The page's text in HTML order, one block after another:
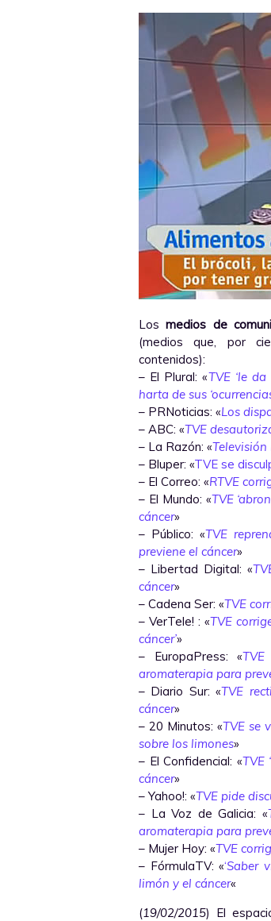
Losmedios de
(medios que, por
contenidos):
– El Plural: «TVE ‘le
harta de sus
– PRNoticias: «Los
– ABC: «TVE
– La Razón: «
– Bluper: «TVE se
– El Correo: «RTVE
– El Mundo: «TVE
cáncer»
– Público: «TVE
previene el cáncer»
– Libertad Digital: «
cáncer»
– Cadena Ser: «TVE
– VerTele! : «TVE
cáncer’»
– EuropaPress: «
aromaterapia para
– Diario Sur: «TVE
cáncer»
– 20 Minutos: «TVE se
sobre los limones»
– El Confidencial: «TVE
cáncer»
– Yahoo!: «TVE pide
– La Voz de Galicia: «
aromaterapia para
– Mujer Hoy: «TVE
– FórmulaTV: «‘Saber
limón y el cáncer«
(19/02/2015) El